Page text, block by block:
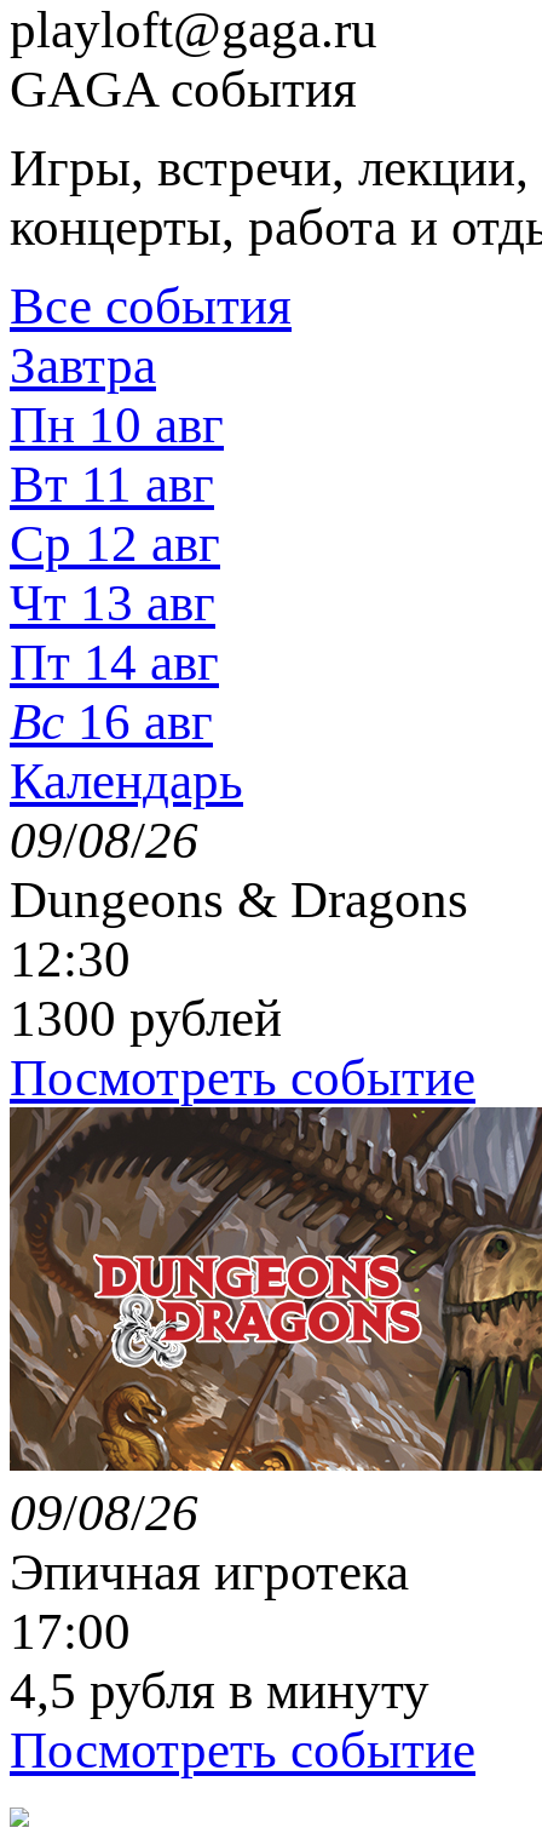
playloft@gaga.ru
GAGA события
Игры, встречи,
концерты, работа и
Все события
Завтра
Пн 10 авг
Вт 11 авг
Ср 12 авг
Чт 13 авг
Пт 14 авг
Вс 16 авг
Календарь
09/08/26
Dungeons & Dragons
12:30
1300 рублей
Посмотреть событие
09/08/26
Эпичная игротека
17:00
4,5 рубля в минуту
Посмотреть событие